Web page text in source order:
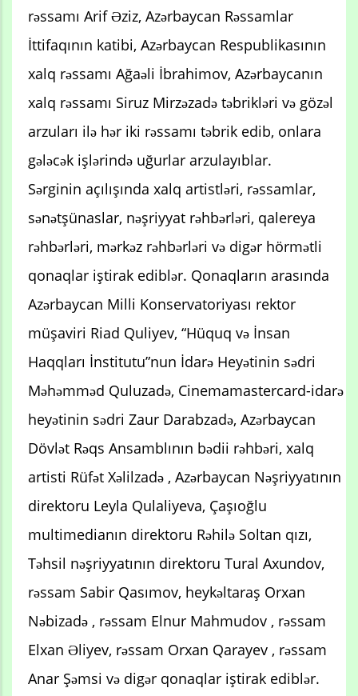
rəssamı Arif Əziz, Azərbaycan Rəssamlar
İttifaqının katibi, Azərbaycan Respublikasının
xalq rəssamı Ağaəli İbrahimov, Azərbaycanın
xalq rəssamı Siruz Mirzəzadə təbrikləri və gözəl
arzuları ilə hər iki rəssamı təbrik edib, onlara
gələcək işlərində uğurlar arzulayıblar.
Sərginin açılışında xalq artistləri, rəssamlar,
sənətşünaslar, nəşriyyat rəhbərləri, qalereya
rəhbərləri, mərkəz rəhbərləri və digər hörmətli
qonaqlar iştirak ediblər. Qonaqların arasında
Azərbaycan Milli Konservatoriyası rektor
müşaviri Riad Quliyev, “Hüquq və İnsan
Haqqları İnstitutu”nun İdarə Heyətinin sədri
Məhəmməd Quluzadə, Cinemamastercard-idarə
heyətinin sədri Zaur Darabzadə, Azərbaycan
Dövlət Rəqs Ansamblının bədii rəhbəri, xalq
artisti Rüfət Xəlilzadə , Azərbaycan Nəşriyyatının
direktoru Leyla Qulaliyeva, Çaşıoğlu
multimedianın direktoru Rəhilə Soltan qızı,
Təhsil nəşriyyatının direktoru Tural Axundov,
rəssam Sabir Qasımov, heykəltaraş Orxan
Nəbizadə , rəssam Elnur Mahmudov , rəssam
Elxan Əliyev, rəssam Orxan Qarayev , rəssam
Anar Şəmsi və digər qonaqlar iştirak ediblər.